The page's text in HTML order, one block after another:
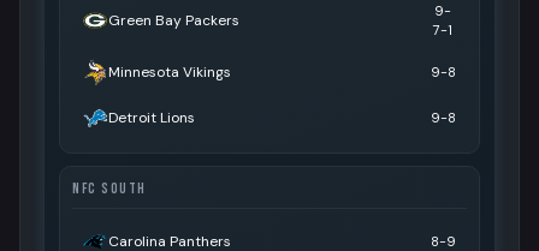
Green Bay Packers
9-
7-1
Minnesota Vikings 9-8
Detroit Lions 9-8
NFC SOUTH
Carolina Panthers 8-9